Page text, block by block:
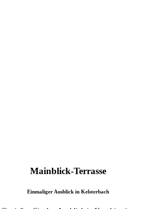
Mainblick-Terrasse
Einmaliger Ausblick in Kelsterbach